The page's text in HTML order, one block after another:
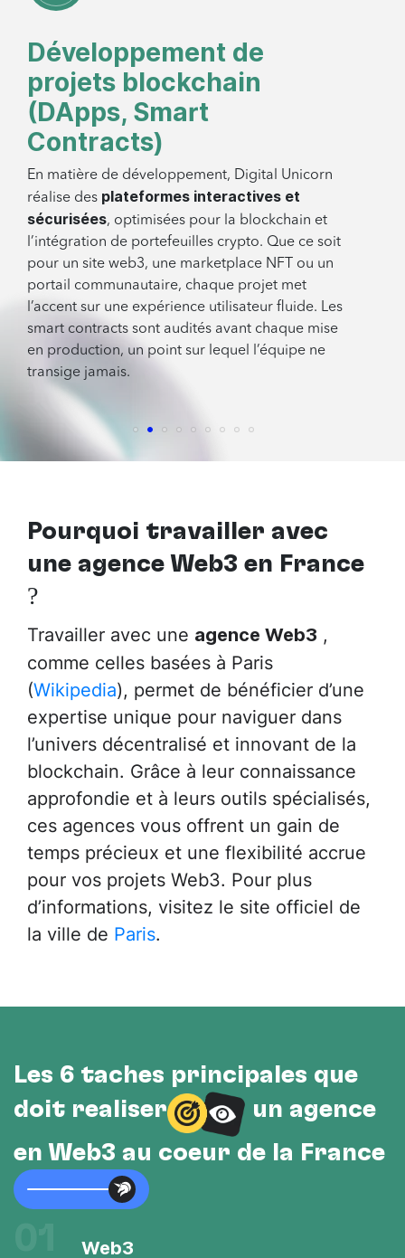
Développement de
projets blockchain
(DApps, Smart
Contracts)
En matière de développement, Digital Unicorn
réalise des plateformes interactives et
sécurisées, optimisées pour la blockchain et
l’intégration de portefeuilles crypto. Que ce soit
pour un site web3, une marketplace NFT ou un
portail communautaire, chaque projet met
l’accent sur une expérience utilisateur fluide. Les
smart contracts sont audités avant chaque mise
en production, un point sur lequel l’équipe ne
transige jamais.
Pourquoi travailler avec
une agence Web3 en France
?
Travailler avec une agence Web3 ,
comme celles basées à Paris
(Wikipedia), permet de bénéficier d’une
expertise unique pour naviguer dans
l’univers décentralisé et innovant de la
blockchain. Grâce à leur connaissance
approfondie et à leurs outils spécialisés,
ces agences vous offrent un gain de
temps précieux et une flexibilité accrue
pour vos projets Web3. Pour plus
d’informations, visitez le site officiel de
la ville de Paris.
Les 6 tâches principales que
doit réaliser
un agence
en Web3 au cœur de la France
Web3